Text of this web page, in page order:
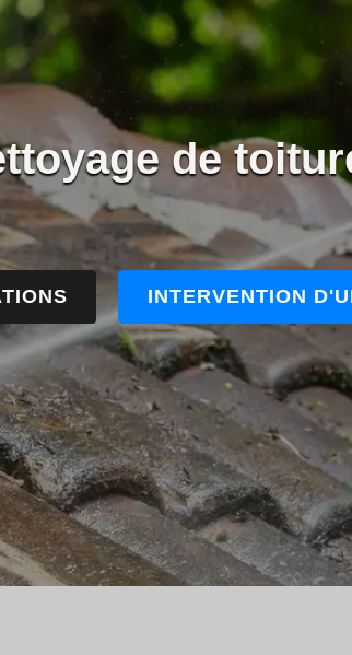
de
INTERVENTION